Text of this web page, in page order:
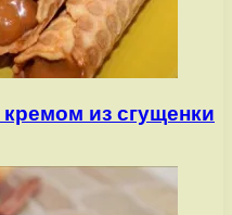
из сгущенки